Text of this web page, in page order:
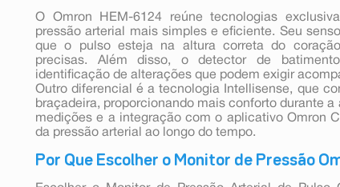
O Omron HEM-6124 reúne tecnologias
pressão arterial mais simples e eficiente. Seu
que o pulso esteja na altura correta do
precisas. Além disso, o detector de
identificação de alterações que podem exigir
Outro diferencial é a tecnologia Intellisense, que
braçadeira, proporcionando mais conforto durante
medições e a integração com o aplicativo Omron
da pressão arterial ao longo do tempo.
Por Que Escolher o Monitor de Pressão